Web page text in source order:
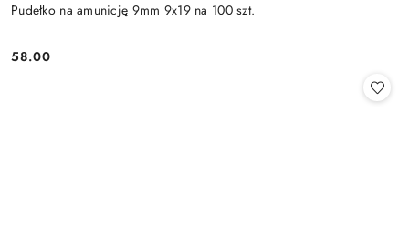
Pudełko na amunicję 9mm 9x19 na 100 szt.
Cena:
58.00